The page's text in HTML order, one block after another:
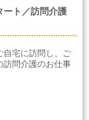
ート／訪問介護
自宅に訪問し、ご
訪問介護のお仕事